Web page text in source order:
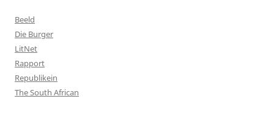
Beeld
Die Burger
LitNet
Rapport
Republikein
The South African